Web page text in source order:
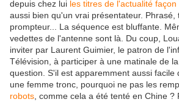
depuis chez lui les titres de l'actualité
aussi bien qu'un vrai présentateur. Phrasé,
prompteur... La séquence est bluffante.
vedettes de l'antenne sont là. Du coup,
inviter par Laurent Guimier, le patron de
Télévision, à participer à une matinale de
question. S'il est apparemment aussi facile
une femme tronc, pourquoi ne pas les
robots , comme cela a été tenté en Chine